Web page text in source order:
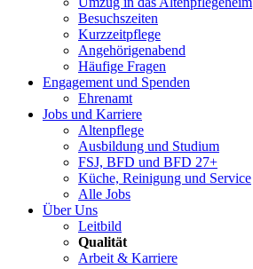
Besuchszeiten
Kurzzeitpflege
Angehörigenabend
Häufige Fragen
Engagement und Spenden
Ehrenamt
Jobs und Karriere
Altenpflege
Ausbildung und Studium
FSJ, BFD und BFD 27+
Küche, Reinigung und Service
Alle Jobs
Über Uns
Leitbild
Qualität
Arbeit & Karriere